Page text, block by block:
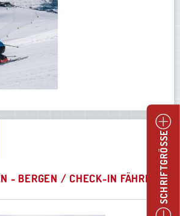
- BERGEN / CHECK-IN FÄHRE SCHRIFTGRÖSSE